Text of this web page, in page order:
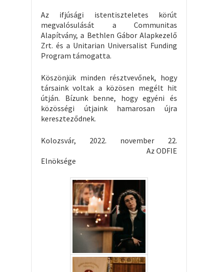
Az ifjúsági istentiszteletes körút
megvalósulását a Communitas
Alapítvány, a Bethlen Gábor Alapkezelő
Zrt. és a Unitarian Universalist Funding
Program támogatta.
Köszönjük minden résztvevőnek, hogy
társaink voltak a közösen megélt hit
útján. Bízunk benne, hogy egyéni és
közösségi útjaink hamarosan újra
kereszteződnek.
Kolozsvár, 2022. november 22.
Az ODFIE
Elnöksége